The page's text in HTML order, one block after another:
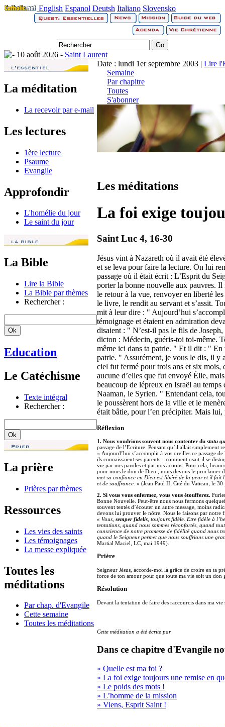
English Espanol Deutsh Italiano Slovensko
10 août 2026 - Saint Laurent
La méditation
La recevoir par e-mail
Les lectures
1ère lecture
Psaume
Evangile
Approfondir
L'homélie du jour
Le saint du jour
La Bible
Lire la Bible
La Bible par thèmes
Rechercher :
Education
Le Catéchisme
Texte intégral
Rechercher :
La prière
Prières par thèmes
Ressources
Les vies des saints
Les témoignages
La messe expliquée
Toutes les
méditations
Par chap. d'Evangile
Cette semaine
Toutes les méditations
Date : lundi 1er septembre 2003 | Lire
Semaine
Par chapitre
Toutes
S'abonner
Les méditations
La foi exige
Saint Luc 4, 16-30
Jésus vint à Nazareth où il avait été
et se leva pour faire la lecture. On lui
passage où il était écrit : L’Esprit du
porter la bonne nouvelle aux pauvres.
le retour à la vue, renvoyer en liberté
le livre, le rendit au servant et s’assit.
mit à leur dire : " Aujourd’hui
témoignage et étaient en admiration
disaient : " N’est-il pas le fils de
dicton : Médecin, guéris-toi toi-même.
même ici dans ta patrie. " Et il dit : " En
patrie. " Assurément, je vous le dis, il y
ciel fut fermé pour trois ans et six mois,
aucune d’elles que fut envoyé Élie,
beaucoup de lépreux en Israël au
Naaman, le Syrien. " Entendant cela,
le poussèrent hors de la ville et le
était bâtie, pour l’en précipiter. Mais
Réflexion
1. Nous voudrions souvent nous contenter du statu
passage de l’Ecriture. Pensant qu’il allait simplement
« Aujourd’hui s’accomplit à vos oreilles ce passage
ils connaissaient ses parents…comment osait-il se
vie par nos paroles et par nos actions. Pour cela,
pour nous le don de Dieu ; nous devons le proclamer
met sa confiance en Dieu est libéré de la peur et il fait
et de souffrance. » (Jean Paul II, Cité du Vatican, le
2. Si vous vous enfermez, vous vous étoufferez.
Bonne Nouvelle. Peut-être nous nous fermons
souvent tentés d’écouter un autre message, moins
devons lui prouver le nôtre. Nous le faisons par notre
« Vous, semper fidelis , toujours fidèle. Etre fidèle à
tentations, quand nous sommes réconfortés, quand
conscience de notre promesse de fidélité quand nous
quand le Seigneur permet que nous souffrions une
Martial Maciel, LC, mai 1949).
Prière
Seigneur Jésus, accorde-moi la grâce de croire en ta
force de ton amour pour que toute ma vie soit un don
Résolution
Devant la tentation de faire des raccourcis dans ma
Cette méditation a été écrite par
Dans ce chapitre d'Evangile
» Quelle est ma foi ?
» La foi exige toujours une remise en
» Le poids des mots !
» L’homme de la mission
» Viens, Esprit Saint !